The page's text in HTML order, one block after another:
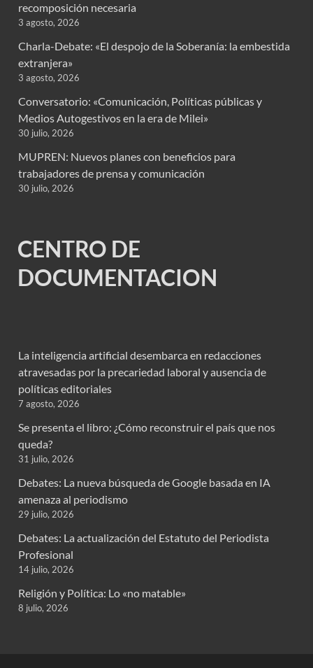
recomposición necesaria
3 agosto, 2026
Charla-Debate: «El despojo de la Soberanía: la embestida
extranjera»
3 agosto, 2026
Conversatorio: «Comunicación, Políticas públicas y
Medios Autogestivos en la era de Milei»
30 julio, 2026
MUPREN: Nuevos planes con beneficios para
trabajadores de prensa y comunicación
30 julio, 2026
CENTRO DE
DOCUMENTACION
La inteligencia artificial desembarca en redacciones
atravesadas por la precariedad laboral y ausencia de
políticas editoriales
7 agosto, 2026
Se presenta el libro: ¿Cómo reconstruir el país que nos
queda?
31 julio, 2026
Debates: La nueva búsqueda de Google basada en IA
amenaza al periodismo
29 julio, 2026
Debates: La actualización del Estatuto del Periodista
Profesional
14 julio, 2026
Religión y Política: Lo «no matable»
8 julio, 2026